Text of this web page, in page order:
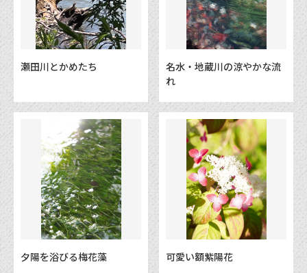
瀬田川とかめたち
名水・地蔵川の涼やかな流
れ
夕陽を浴びる梅花藻 可愛い額紫陽花